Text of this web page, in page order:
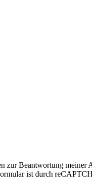
zur Beantwortung
ist durch